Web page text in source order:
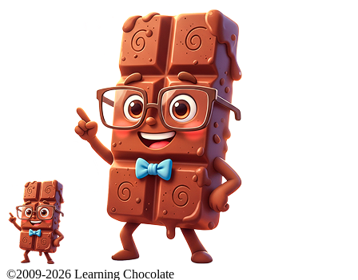
©2009-2026 Learning Chocolate